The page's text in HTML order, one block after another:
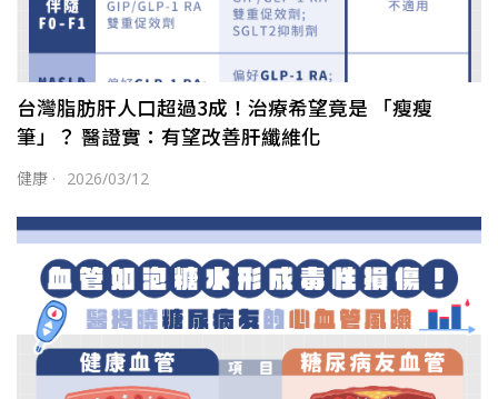
台灣脂肪肝人口超過3成！治療希望竟是 「瘦瘦
筆」？ 醫證實：有望改善肝纖維化
健康 · 2026/03/12